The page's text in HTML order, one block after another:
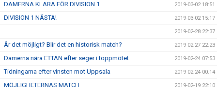
DAMERNA KLARA FÖR DIVISION 1 2019-03-02 18:51
DIVISION 1 NÄSTA! 2019-03-02 15:17
2019-02-28 22:37
Är det möjligt? Blir det en historisk match? 2019-02-27 22:23
Damerna nära ETTAN efter seger i toppmötet 2019-02-24 07:53
Tidningarna efter vinsten mot Uppsala 2019-02-24 00:14
MÖJLIGHETERNAS MATCH 2019-02-19 22:10